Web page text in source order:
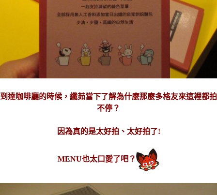
到達咖啡廳的時候，纖茹當下了解為什麼那麼多格友來這裡都拍
不停？
因為真的是太好拍、太好拍了!
MENU也太口愛了吧？